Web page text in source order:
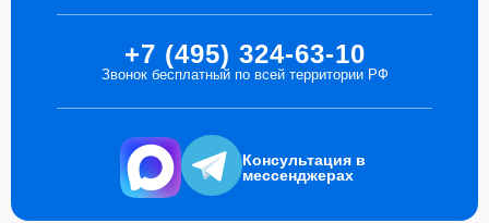
+7 (495) 324-63-10
Звонок бесплатный по всей территории РФ
Консультация в
мессенджерах